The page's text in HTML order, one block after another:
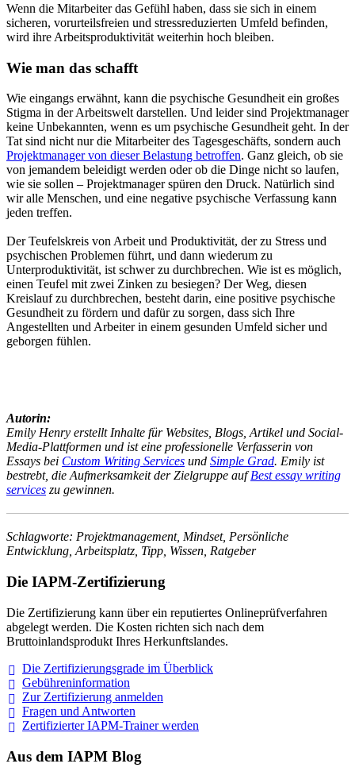
Wenn die Mitarbeiter das Gefühl haben, dass sie sich in einem
sicheren, vorurteilsfreien und stressreduzierten Umfeld befinden,
wird ihre Arbeitsproduktivität weiterhin hoch bleiben.
Wie man das schafft
Wie eingangs erwähnt, kann die psychische Gesundheit ein großes
Stigma in der Arbeitswelt darstellen. Und leider sind Projektmanager
keine Unbekannten, wenn es um psychische Gesundheit geht. In der
Tat sind nicht nur die Mitarbeiter des Tagesgeschäfts, sondern auch
Projektmanager von dieser Belastung betroffen. Ganz gleich, ob sie
von jemandem beleidigt werden oder ob die Dinge nicht so laufen,
wie sie sollen – Projektmanager spüren den Druck. Natürlich sind
wir alle Menschen, und eine negative psychische Verfassung kann
jeden treffen.
Der Teufelskreis von Arbeit und Produktivität, der zu Stress und
psychischen Problemen führt, und dann wiederum zu
Unterproduktivität, ist schwer zu durchbrechen. Wie ist es möglich,
einen Teufel mit zwei Zinken zu besiegen? Der Weg, diesen
Kreislauf zu durchbrechen, besteht darin, eine positive psychische
Gesundheit zu fördern und dafür zu sorgen, dass sich Ihre
Angestellten und Arbeiter in einem gesunden Umfeld sicher und
geborgen fühlen.
Autorin:
Emily Henry erstellt Inhalte für Websites, Blogs, Artikel und Social-
Media-Plattformen und ist eine professionelle Verfasserin von
Essays bei Custom Writing Services und Simple Grad. Emily ist
bestrebt, die Aufmerksamkeit der Zielgruppe aufBest essay writing
services zu gewinnen.
Schlagworte: Projektmanagement, Mindset, Persönliche
Entwicklung, Arbeitsplatz, Tipp, Wissen, Ratgeber
Die IAPM-Zertifizierung
Die Zertifizierung kann über ein reputiertes Onlineprüfverfahren
abgelegt werden. Die Kosten richten sich nach dem
Bruttoinlandsprodukt Ihres Herkunftslandes.
Die Zertifizierungsgrade im Überblick
Gebühreninformation
Zur Zertifizierung anmelden
Fragen und Antworten
Zertifizierter IAPM-Trainerwerden
Aus dem IAPM Blog